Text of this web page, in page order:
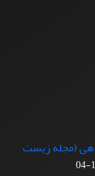
(مجله زیست